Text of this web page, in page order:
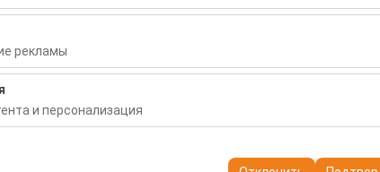
нам анализировать, как используется наш сайт
поведение пользователей). Эти данные
сайта и постоянного улучшения пользовательского опыта.
рекламы
показывать вам персонализированную рекламу в
эффективность наших рекламных кампаний (показы,
и персонализация
настроек пользовательского интерфейса, языковых